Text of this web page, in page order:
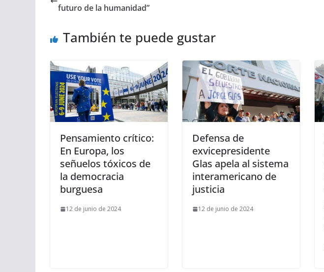
futuro de la humanidad”
También te puede gustar
Pensamiento crítico:
En Europa, los
señuelos tóxicos de
la democracia
burguesa
12 de junio de 2024
Defensa de
exvicepresidente
Glas apela al sistema
interamericano de
justicia
12 de junio de 2024